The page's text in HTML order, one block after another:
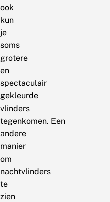
ook
kun
je
soms
grotere
en
spectaculair
gekleurde
vlinders
tegenkomen. Een
andere
manier
om
nachtvlinders
te
zien